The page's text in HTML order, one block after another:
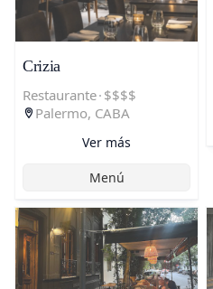
Crizia
Restaurante· $$$$
Palermo, CABA
Ver más
Menú